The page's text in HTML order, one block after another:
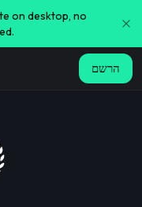
on desktop, no
הרשם